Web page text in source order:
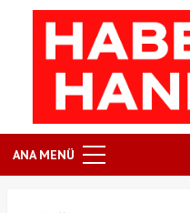
ANA MENÜ